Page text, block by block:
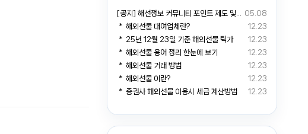
05.08
[공지] 해선정보 커뮤니티 포인트 제도 및 거래소 예치금 전환 안내
12.23
＊ 해외선물 대여업체란?
12.23
＊ 25년 12월 23일 기준 해외선물 틱가
12.23
＊ 해외선물 용어 정리 한눈에 보기
12.23
＊ 해외선물 거래 방법
12.23
＊ 해외선물 이란?
12.23
＊ 증권사 해외선물 이용시 세금 계산방법